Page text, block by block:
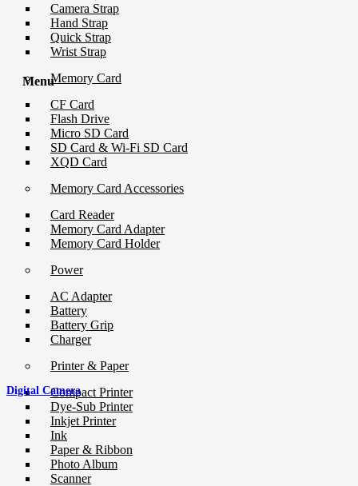
Camera Strap
Hand Strap
Quick Strap
Wrist Strap
Memory Card
CF Card
Flash Drive
Micro SD Card
SD Card & Wi-Fi SD Card
XQD Card
Memory Card Accessories
Card Reader
Memory Card Adapter
Memory Card Holder
Power
AC Adapter
Battery
Battery Grip
Charger
Printer & Paper
Compact Printer
Dye-Sub Printer
Inkjet Printer
Ink
Paper & Ribbon
Photo Album
Scanner
Menu
Digital Camera